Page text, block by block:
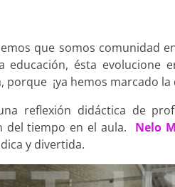
que somos comunidad
ésta evolucione
porque ¡ya hemos marcado
reflexión didáctica de
del tiempo en el aula.
Nelo
y divertida.